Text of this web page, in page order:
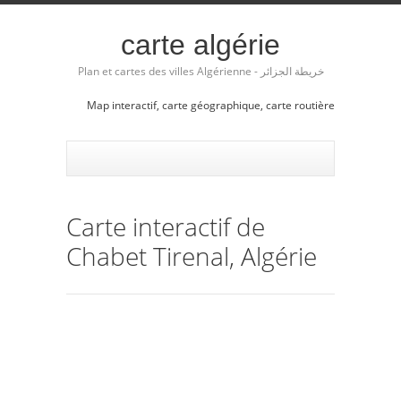
carte algérie
Plan et cartes des villes Algérienne - خريطة الجزائر
Map interactif, carte géographique, carte routière
Carte interactif de
Chabet Tirenal, Algérie